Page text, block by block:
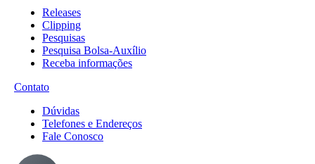
Releases
Clipping
Pesquisas
Pesquisa Bolsa-Auxílio
Receba informações
Contato
Dúvidas
Telefones e Endereços
Fale Conosco